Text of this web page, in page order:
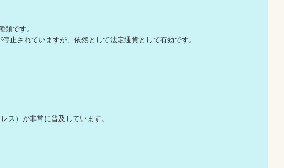
類です。
されていますが、依然として法定通貨として有効です。
ス）が非常に普及しています。